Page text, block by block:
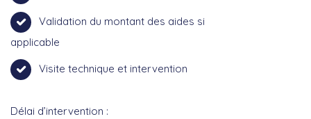
Validation du montant des aides si
applicable
Visite technique et intervention
Délai d’intervention :